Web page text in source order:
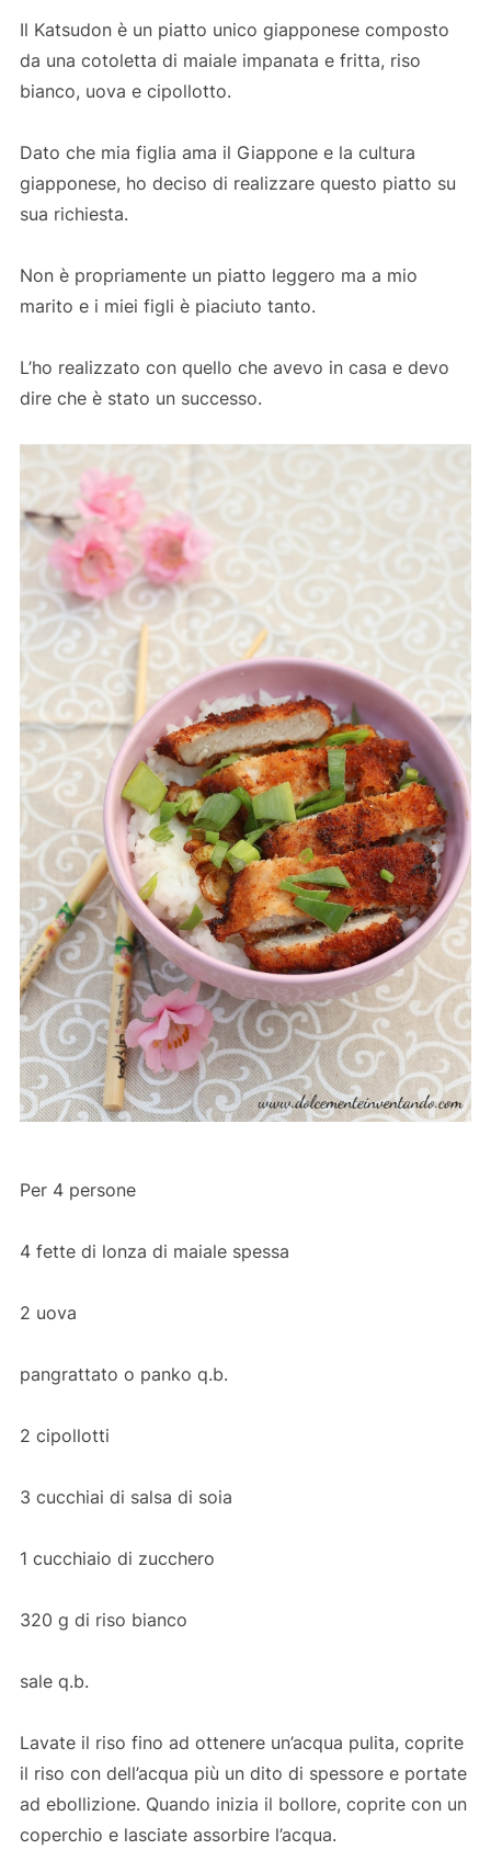
Il Katsudon è un piatto unico giapponese composto
da una cotoletta di maiale impanata e fritta, riso
bianco, uova e cipollotto.
Dato che mia figlia ama il Giappone e la cultura
giapponese, ho deciso di realizzare questo piatto su
sua richiesta.
Non è propriamente un piatto leggero ma a mio
marito e i miei figli è piaciuto tanto.
L’ho realizzato con quello che avevo in casa e devo
dire che è stato un successo.
Per 4 persone
4 fette di lonza di maiale spessa
2 uova
pangrattato o panko q.b.
2 cipollotti
3 cucchiai di salsa di soia
1 cucchiaio di zucchero
320 g di riso bianco
sale q.b.
Lavate il riso fino ad ottenere un’acqua pulita, coprite
il riso con dell’acqua più un dito di spessore e portate
ad ebollizione. Quando inizia il bollore, coprite con un
coperchio e lasciate assorbire l’acqua.